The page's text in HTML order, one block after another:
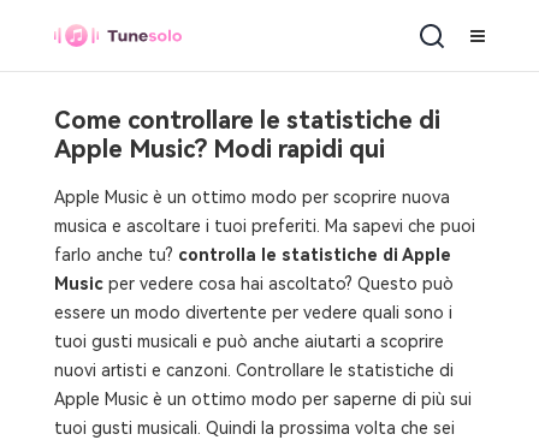
Come controllare le statistiche di
Apple Music? Modi rapidi qui
Apple Music è un ottimo modo per scoprire nuova
musica e ascoltare i tuoi preferiti. Ma sapevi che puoi
farlo anche tu? controlla le statistiche di Apple
Music per vedere cosa hai ascoltato? Questo può
essere un modo divertente per vedere quali sono i
tuoi gusti musicali e può anche aiutarti a scoprire
nuovi artisti e canzoni. Controllare le statistiche di
Apple Music è un ottimo modo per saperne di più sui
tuoi gusti musicali. Quindi la prossima volta che sei